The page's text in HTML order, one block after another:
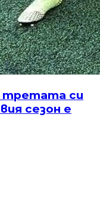
третата си
сезон е